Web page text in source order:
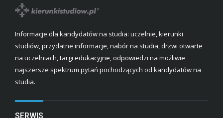
Informacje dla kandydatów na studia: uczelnie, kierunki
studiów, przydatne informacje, nabór na studia, drzwi otwarte
na uczelniach, targi edukacyjne, odpowiedzi na możliwie
najszersze spektrum pytań pochodzących od kandydatów na
studia.
SERWIS